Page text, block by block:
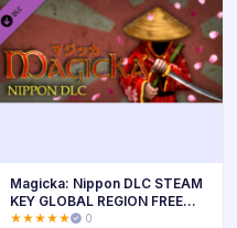
Magicka: Nippon DLC STEAM
KEY GLOBAL REGION FREE
ROW
★★★★★ 0